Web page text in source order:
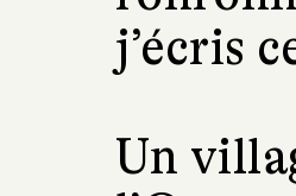
j’écris
Un